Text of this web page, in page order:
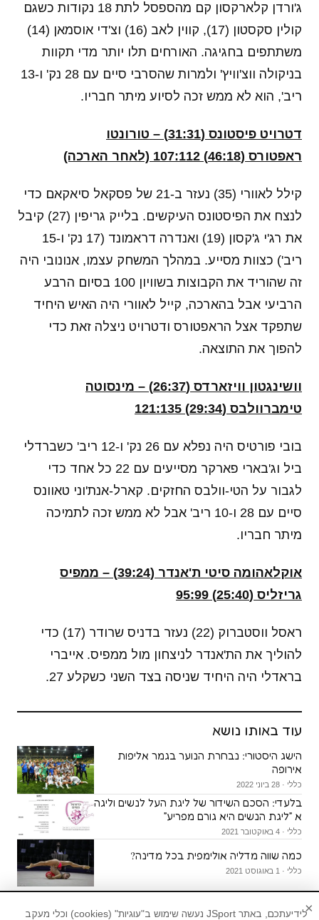
ג'ורדן קלארקסון קם מהספסל לתת 18 נקודות כשגם
קולין סקסטון (17), קווין לאב (16) וצ'די אוסמאן (14)
משתתפים בחגיגה. האורחים תלו יותר מדי תקוות
בניקולה ווצ'וויץ' ולמרות שהסרבי סיים עם 28 נק' ו-13
ריב', הוא לא ממש זכה לסיוע מיתר חבריו.
דטרויט פיסטונס (31:31) – טורונטו
ראפטורס (46:18) 107:112 (לאחר הארכה)
קילל לאוורי (35) נעזר ב-21 של פסקאל סיאקאם כדי
לנצח את הפיסטונס העיקשים. בלייק גריפין (27) קיבל
את רג'י ג'קסון (19) ואנדרה דראמונד (17 נק' ו-15
ריב') כצוות מסייע. במהלך המשחק עצמו, אנונובי היה
זה שהוריד את הקבוצות בשוויון 100 בסיום הרבע
הרביעי אבל בהארכה, קייל לאוורי היה האיש היחיד
שתפקד אצל הראפטורס ודטרויט ניצלה זאת כדי
להפוך את התוצאה.
וושינגטון וויזארדס (26:37) – מינסוטה
טימברוולבס (29:34) 121:135
בובי פורטיס היה נפלא עם 26 נק' ו-12 ריב' כשברדלי
ביל וג'בארי פארקר מסייעים עם 22 כל אחד כדי
לגבור על הטי-וולבס החזקים. קארל-אנת'וני טאוונס
סיים עם 28 ו-10 ריב' אבל לא ממש זכה לתמיכה
מיתר חבריו.
אוקלאהומה סיטי ת'אנדר (39:24) – ממפיס
גריזליס (25:40) 95:99
ראסל ווסטברוק (22) נעזר בדניס שרודר (17) כדי
להוליך את הת'אנדר לניצחון מול ממפיס. אייברי
בראדלי היה היחיד שניסה בצד השני כשקלע 27.
עוד באותו נושא
הישג היסטורי: נבחרת הנוער בגמר אליפות
אירופה
כללי · 28 ביוני 2022
בלעדי: הסכם השידור של ליגת העל לנשים וליגה
א ״ליגת הנשים היא גורם מפריע״
כללי · 4 באוקטובר 2021
כמה שווה מדליה אולימפית בכל מדינה?
כללי · 1 באוגוסט 2021
× לידיעתכם, באתר JSport נעשה שימוש ב"עוגיות" (cookies) וכלי מעקב